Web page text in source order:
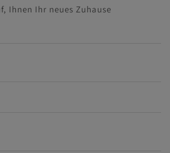
Ihnen Ihr neues Zuhause